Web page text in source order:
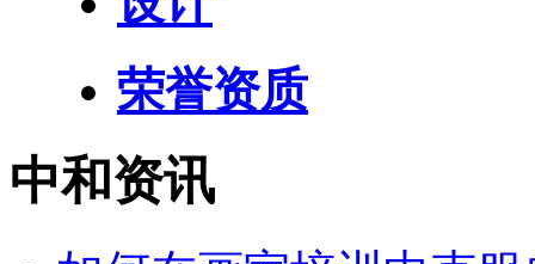
荣誉资质
中和资讯